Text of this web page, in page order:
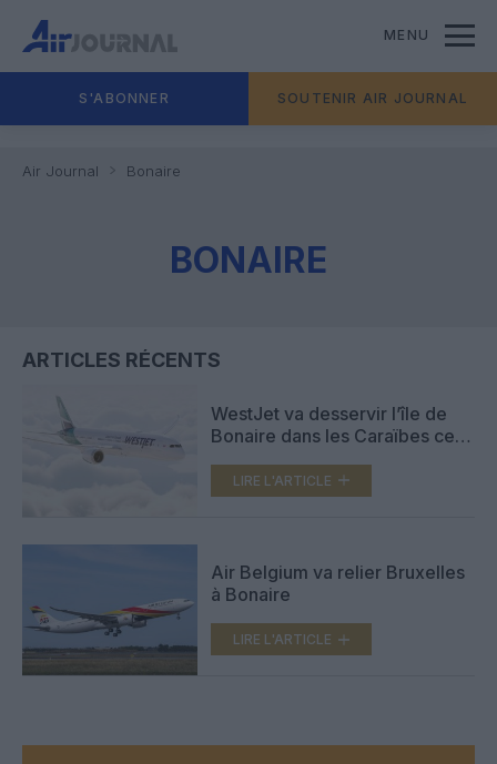
MENU
S'ABONNER SOUTENIR AIR JOURNAL
Air Journal Bonaire
BONAIRE
ARTICLES RÉCENTS
WestJet va desservir l’île de
Bonaire dans les Caraïbes cet
LIRE L'ARTICLE
Air Belgium va relier Bruxelles
à Bonaire
LIRE L'ARTICLE